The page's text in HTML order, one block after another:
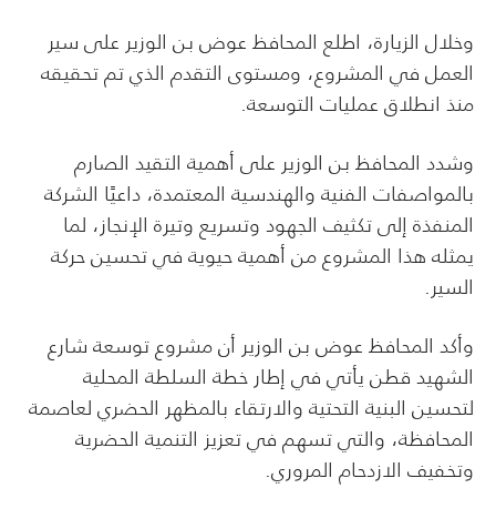
وخلال الزيارة، اطلع المحافظ عوض بن الوزير على سير
العمل في المشروع، ومستوى التقدم الذي تم تحقيقه
منذ انطلاق عمليات التوسعة.
وشدد المحافظ بن الوزير على أهمية التقيد الصارم
بالمواصفات الفنية والهندسية المعتمدة، داعيًا الشركة
المنفذة إلى تكثيف الجهود وتسريع وتيرة الإنجاز، لما
يمثله هذا المشروع من أهمية حيوية في تحسين حركة
السير.
وأكد المحافظ عوض بن الوزير أن مشروع توسعة شارع
الشهيد قطن يأتي في إطار خطة السلطة المحلية
لتحسين البنية التحتية والارتقاء بالمظهر الحضري لعاصمة
المحافظة، والتي تسهم في تعزيز التنمية الحضرية
وتخفيف الازدحام المروري.